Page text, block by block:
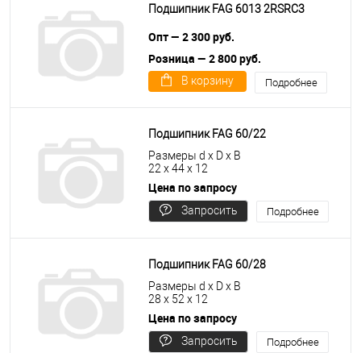
Подшипник FAG 6013 2RSRC3
Опт — 2 300 руб.
Розница — 2 800 руб.
В корзину Подробнее
Подшипник FAG 60/22
Размеры d x D x B
22 x 44 x 12
Цена по запросу
Запросить
Подробнее
Подшипник FAG 60/28
Размеры d x D x B
28 x 52 x 12
Цена по запросу
Запросить
Подробнее